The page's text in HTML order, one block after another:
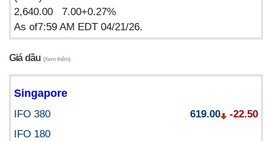
2,640.00 7.00+0.27%
As of7:59 AM EDT 04/21/26.
Giá dầu (Xem thêm)
Singapore
IFO 380 619.00
-22.50
IFO 180